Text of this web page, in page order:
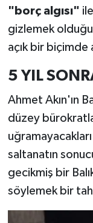
"borç algısı"
gizlemek olduğu
açık bir biçimde
5 YIL
Ahmet Akın'ın
düzey
saltanatın
gecikmiş bir
söylemek bir